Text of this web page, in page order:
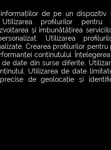
de pe un dispozitiv.
profilurilor pentru
și îmbunătățirea
Utilizarea
Crearea profilurilor
conținutului.
date din surse diferite.
Utilizarea de date
de geolocație și